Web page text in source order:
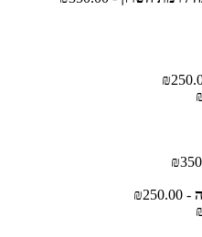
- ₪250.00